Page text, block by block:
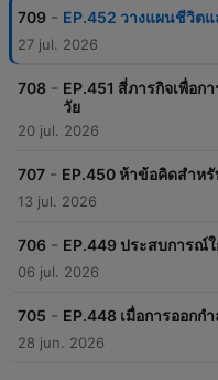
709 - EP.452 วางแผนชีวิต
27 jul. 2026
708 - EP.451 สี่ภารกิจเพื่อ
วัย
20 jul. 2026
707 - EP.450 ห้าข้อคิดสำห
13 jul. 2026
706 - EP.449 ประสบการณ์
06 jul. 2026
705 - EP.448 เมื่อการออกก
28 jun. 2026